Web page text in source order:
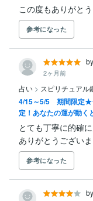
この度もありがと
参考になった
2ヶ月前
占い > スピリチュアル
4/15～5/5 期間限定
定！あなたの運が動く
とても丁寧に的確
ありがとうござい
参考になった